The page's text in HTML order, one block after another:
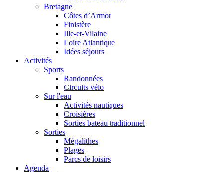
Bretagne
Côtes d’Armor
Finistère
Ille-et-Vilaine
Loire Atlantique
Idées séjours
Activités
Sports
Randonnées
Circuits vélo
Sur l'eau
Activités nautiques
Croisières
Sorties bateau traditionnel
Sorties
Mégalithes
Plages
Parcs de loisirs
Agenda